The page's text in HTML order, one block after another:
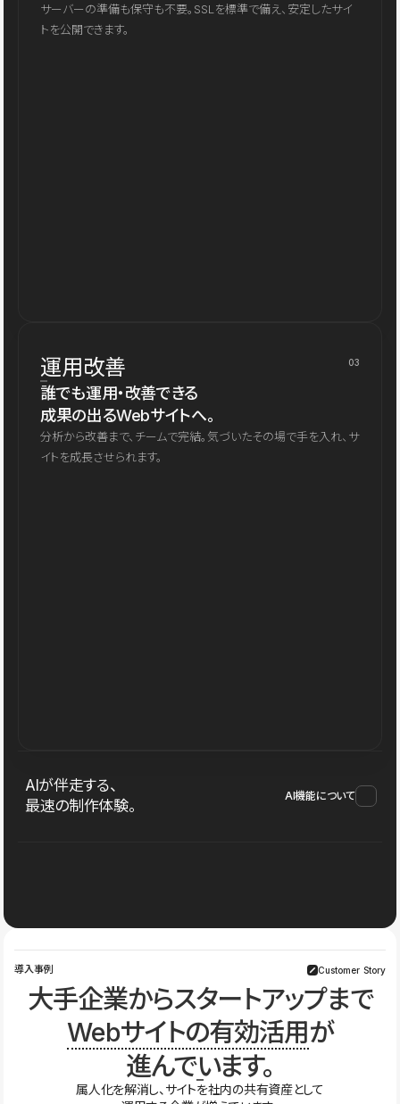
サーバーの準備も保守も不要。SSLを標準で備え、安定したサイ
トを公開できます。
運用改善 03
誰でも運用・改善できる
成果の出るWebサイトへ。
分析から改善まで、チームで完結。気づいたその場で手を入れ、サ
イトを成長させられます。
AIが伴走する、
最速の制作体験。
AI機能について
導入事例 Customer Story
大手企業からスタートアップまで
Webサイトの有効活用が
進んでいます。
属人化を解消し、サイトを社内の共有資産として